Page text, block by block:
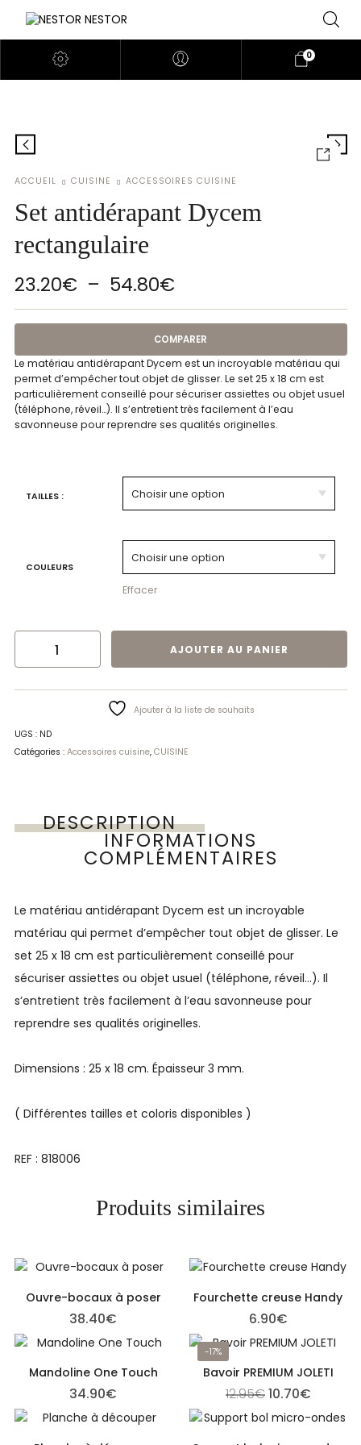
0
ACCUEIL CUISINE ACCESSOIRES CUISINE
Set antidérapant Dycem
rectangulaire
23.20€ – 54.80€Plage de prix :
Le matériau antidérapant Dycem est un incroyable matériau qui
permet d’empêcher tout objet de glisser. Le set 25 x 18 cm est
particulièrement conseillé pour sécuriser assiettes ou objet usuel
(téléphone, réveil…). Il s’entretient très facilement à l’eau
savonneuse pour reprendre ses qualités originelles.
TAILLES :
COULEURS
Effacer
QUANTITÉ DE SET ANTIDÉRAPANT DYCEM RECTANGULAIRE
AJOUTER AU PANIER
Ajouter à la liste de souhaits
COMPARER
UGS : ND
Catégories : Accessoires cuisine, CUISINE
DESCRIPTION
INFORMATIONS
COMPLÉMENTAIRES
Le matériau antidérapant Dycem est un incroyable
matériau qui permet d’empêcher tout objet de glisser. Le
set 25 x 18 cm est particulièrement conseillé pour
sécuriser assiettes ou objet usuel (téléphone, réveil…). Il
s’entretient très facilement à l’eau savonneuse pour
reprendre ses qualités originelles.
Dimensions : 25 x 18 cm. Épaisseur 3 mm.
( Différentes tailles et coloris disponibles )
REF : 818006
Produits similaires
Ouvre-bocaux à poser
38.40€
Fourchette creuse Handy
6.90€
Mandoline One Touch
34.90€
-17%
Bavoir PREMIUM JOLETI
12.95€Le prix initial
10.70€Le prix